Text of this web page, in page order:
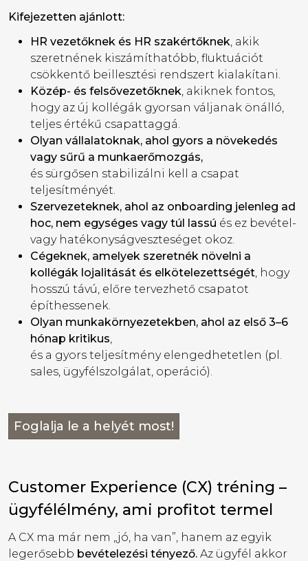
Kifejezetten ajánlott:
HR vezetőknek és HR szakértőknek, akik
szeretnének kiszámíthatóbb, fluktuációt
csökkentő beillesztési rendszert kialakítani.
Közép- és felsővezetőknek, akiknek fontos,
hogy az új kollégák gyorsan váljanak önálló,
teljes értékű csapattaggá.
Olyan vállalatoknak, ahol gyors a növekedés
vagy sűrű a munkaerőmozgás,
és sürgősen stabilizálni kell a csapat
teljesítményét.
Szervezeteknek, ahol az onboarding jelenleg ad
hoc, nem egységes vagy túl lassú és ez bevétel-
vagy hatékonyságveszteséget okoz.
Cégeknek, amelyek szeretnék növelni a
kollégák lojalitását és elkötelezettségét, hogy
hosszú távú, előre tervezhető csapatot
építhessenek.
Olyan munkakörnyezetekben, ahol az első 3–6
hónap kritikus,
és a gyors teljesítmény elengedhetetlen (pl.
sales, ügyfélszolgálat, operáció).
Foglalja le a helyét most!
Customer Experience (CX) tréning –
ügyfélélmény, ami profitot termel
A CX ma már nem „jó, ha van”, hanem az egyik
legerősebb bevételezési tényező. Az ügyfél akkor